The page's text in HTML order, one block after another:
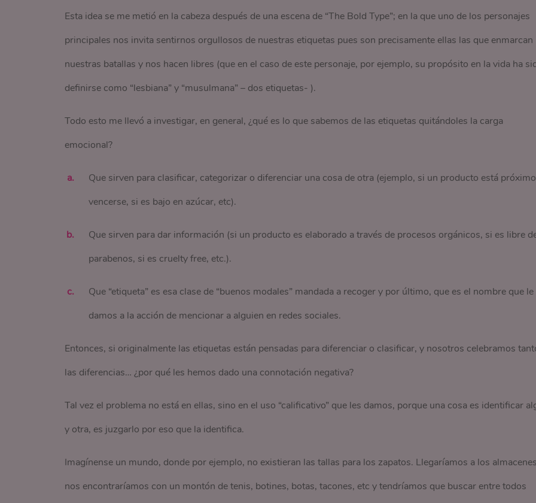
Esta idea se me metió en la cabeza después de una escena de “The Bold Type”; en la que uno de los personajes
principales nos invita sentirnos orgullosos de nuestras etiquetas pues son precisamente ellas las que enmarcan
nuestras batallas y nos hacen libres (que en el caso de este personaje, por ejemplo, su propósito en la vida ha
definirse como “lesbiana” y “musulmana” – dos etiquetas- ).
Todo esto me llevó a investigar, en general, ¿qué es lo que sabemos de las etiquetas quitándoles la carga
emocional?
Que sirven para clasificar, categorizar o diferenciar una cosa de otra (ejemplo, si un producto está
vencerse, si es bajo en azúcar, etc).
Que sirven para dar información (si un producto es elaborado a través de procesos orgánicos, si es libre
parabenos, si es cruelty free, etc.).
Que “etiqueta” es esa clase de “buenos modales” mandada a recoger y por último, que es el nombre que le
damos a la acción de mencionar a alguien en redes sociales.
Entonces, si originalmente las etiquetas están pensadas para diferenciar o clasificar, y nosotros celebramos
las diferencias… ¿por qué les hemos dado una connotación negativa?
Tal vez el problema no está en ellas, sino en el uso “calificativo” que les damos, porque una cosa es identificar
y otra, es juzgarlo por eso que la identifica.
Imagínense un mundo, donde por ejemplo, no existieran las tallas para los zapatos. Llegaríamos a los
nos encontraríamos con un montón de tenis, botines, botas, tacones, etc y tendríamos que buscar entre todos